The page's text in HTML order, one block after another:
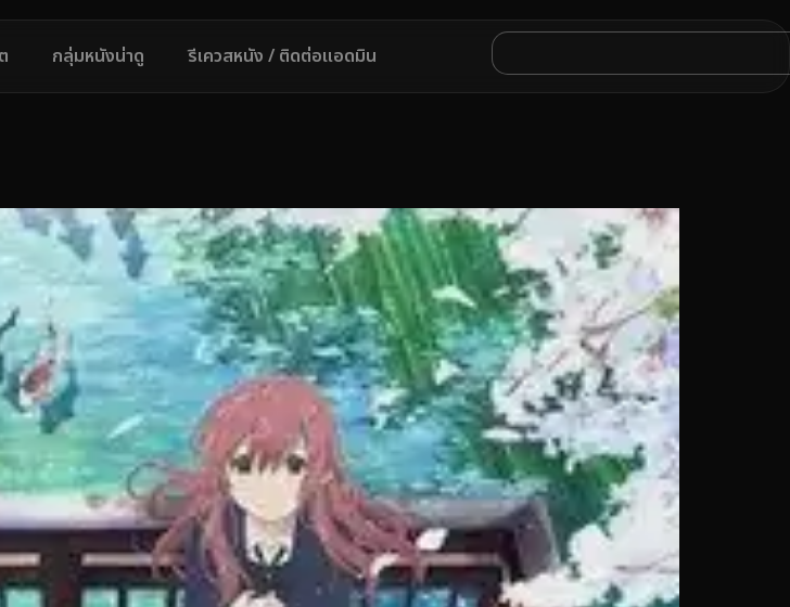
กลุ่มหนังน่าดู รีเควสหนัง / ติดต่อแอดมิน